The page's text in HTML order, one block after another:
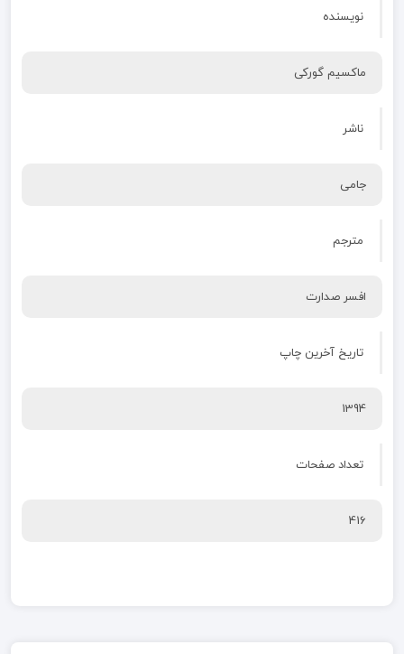
نویسنده
ماکسیم گورکی
ناشر
جامی
مترجم
افسر صدارت
تاریخ آخرین چاپ
1394
تعداد صفحات
416